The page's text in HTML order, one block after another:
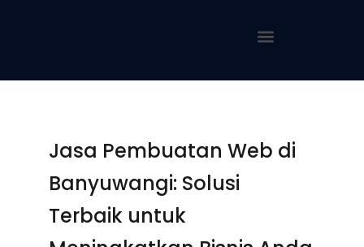
Jasa Pembuatan Web di
Banyuwangi: Solusi
Terbaik untuk